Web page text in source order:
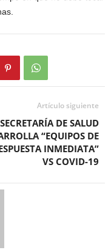
Artículo siguiente
SECRETARÍA DE SALUD
“EQUIPOS DE
INMEDIATA”
VS COVID-19